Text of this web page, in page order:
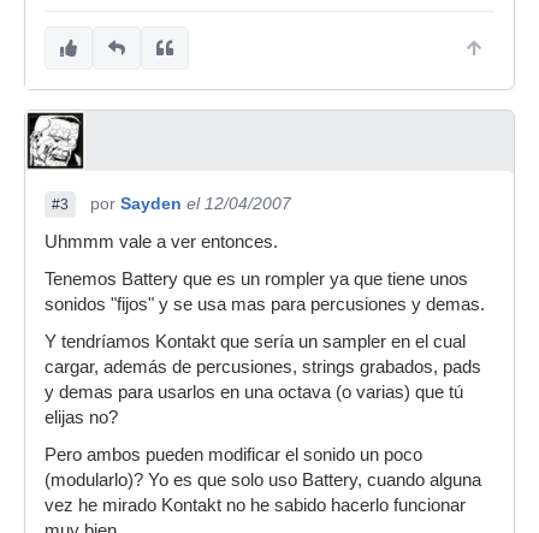
#3 por Sayden el 12/04/2007
Uhmmm vale a ver entonces.
Tenemos Battery que es un rompler ya que tiene unos
sonidos "fijos" y se usa mas para percusiones y demas.
Y tendríamos Kontakt que sería un sampler en el cual
cargar, además de percusiones, strings grabados, pads
y demas para usarlos en una octava (o varias) que tú
elijas no?
Pero ambos pueden modificar el sonido un poco
(modularlo)? Yo es que solo uso Battery, cuando alguna
vez he mirado Kontakt no he sabido hacerlo funcionar